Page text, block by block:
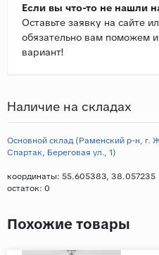
Если вы что-то не нашли
Оставьте заявку на сайте
обязательно вам поможем
вариант!
Наличие на складах
Основной склад (Раменский р-н, г.
Спартак, Береговая ул., 1)
координаты: 55.605383, 38.057235
остаток: 0
Похожие товары